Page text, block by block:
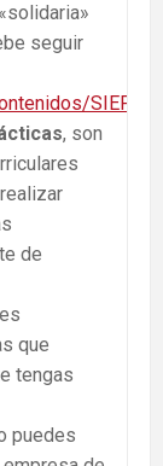
seguir
, son
de
que
tengas
puedes